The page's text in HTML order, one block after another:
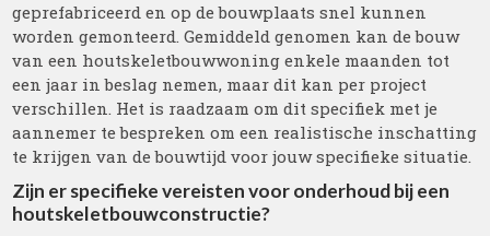
geprefabriceerd en op de bouwplaats snel kunnen
worden gemonteerd. Gemiddeld genomen kan de bouw
van een houtskeletbouwwoning enkele maanden tot
een jaar in beslag nemen, maar dit kan per project
verschillen. Het is raadzaam om dit specifiek met je
aannemer te bespreken om een realistische inschatting
te krijgen van de bouwtijd voor jouw specifieke situatie.
Zijn er specifieke vereisten voor onderhoud bij een
houtskeletbouwconstructie?